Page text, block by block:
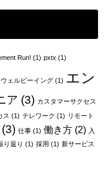
Run! (1) pxtx (1)
ウェルビーイング (1) エン
ア (3) カスタマーサクセス
ス (1) テレワーク (1) リモート
仕事 (1) 働き方 (2) 入
り返り (1) 採用 (1) 新サービス